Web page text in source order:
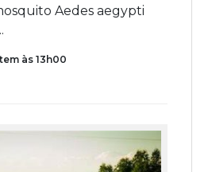
Aedes aegypti
às 13h00